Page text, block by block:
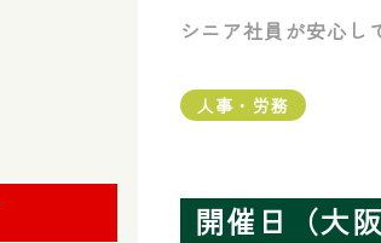
シニア社員が安心し
人事・労務
開催日（大阪